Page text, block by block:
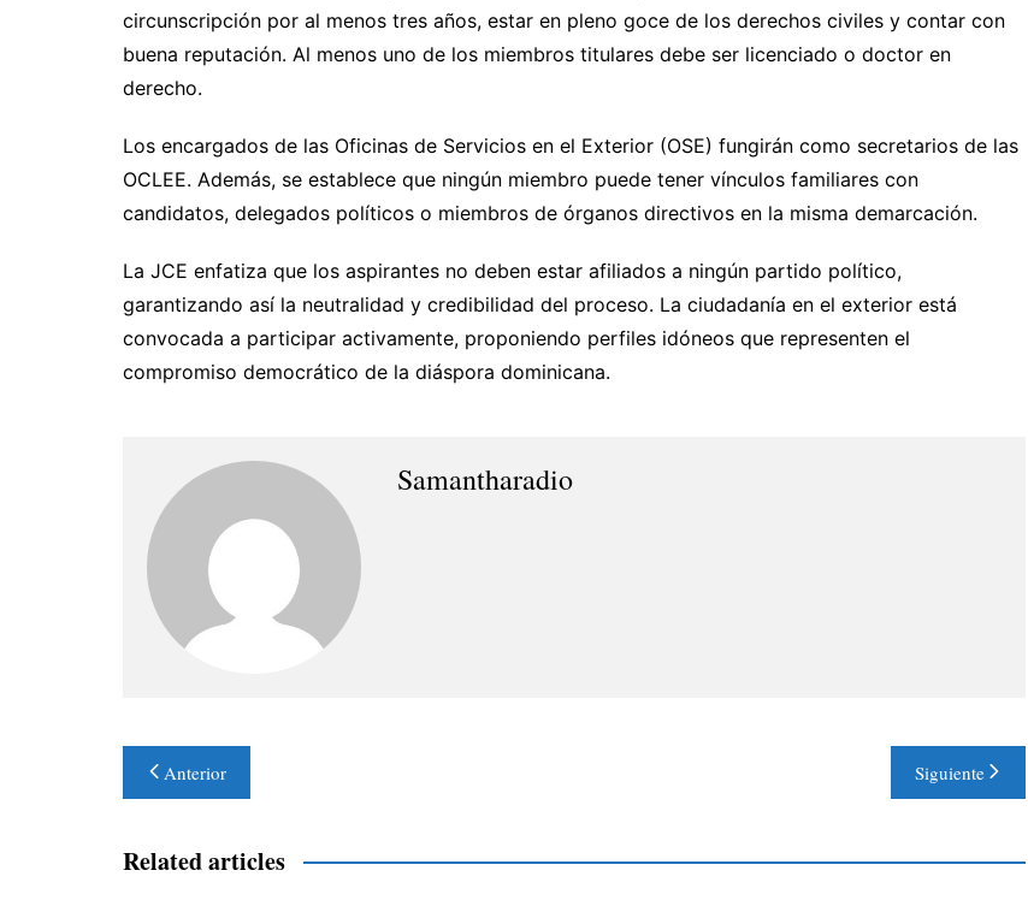
circunscripción por al menos tres años, estar en pleno goce de los derechos civiles y contar con
buena reputación. Al menos uno de los miembros titulares debe ser licenciado o doctor en
derecho.
Los encargados de las Oficinas de Servicios en el Exterior (OSE) fungirán como secretarios de las
OCLEE. Además, se establece que ningún miembro puede tener vínculos familiares con
candidatos, delegados políticos o miembros de órganos directivos en la misma demarcación.
La JCE enfatiza que los aspirantes no deben estar afiliados a ningún partido político,
garantizando así la neutralidad y credibilidad del proceso. La ciudadanía en el exterior está
convocada a participar activamente, proponiendo perfiles idóneos que representen el
compromiso democrático de la diáspora dominicana.
Samantharadio
Navegación
de
entradas
Anterior Siguiente
Related articles